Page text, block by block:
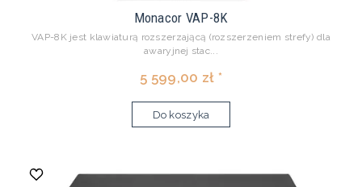
Monacor VAP-8K
VAP-8K jest klawiaturą rozszerzającą (rozszerzeniem strefy) dla
awaryjnej stac...
5 599,00 zł *
Do koszyka